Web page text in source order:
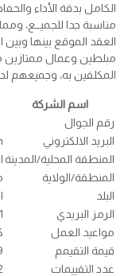
الكامل بدقة الأداء
مناسبة جدا للجميــع،
العقد الموقع بينها
مبلطين وعمال ممتازين
المكلفين به، وجميعهم
اسم الشركة
رقم الجوال
البريد الالكتروني
المنطقة المحلية/المدينة
المنطقة/الولاية
البلد
الرمز البريدي
مواعيد العمل
قيمة التقيمم
عدد التقييمات